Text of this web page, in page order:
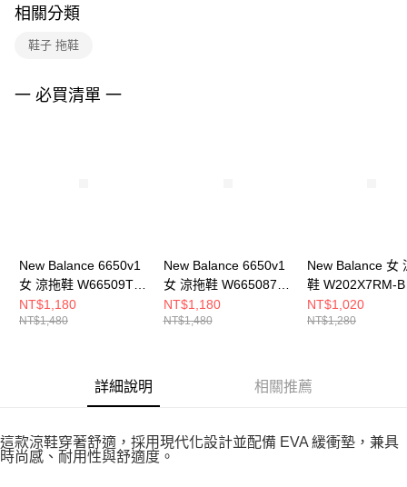
※ 交易是否成功請以「AFTEE先享後付 」之結帳頁面顯示為準，若有關於
是否繳費成功／繳費後需取消欲退款等相關疑問，請聯繫「AFTEE先享後付
客戶支援中心」
１．透過由恩沛科技股份有限公司提供之「AFTEE先享後付」服務完成之交
易，需依本服務之必要範圍內提供個人資料，並將交易相關給付款項請求債
５．嚴禁一人註冊多個帳號或使用他人資訊註冊。若發現惡意使用之情形，
恩沛科技股份有限公司將有權停止該用戶之使用額度並採取法律行動。
相關分類
鞋子 拖鞋
一 必買清單 一
New Balance 6650v1
女 涼拖鞋 W66509TG-
B
NT$1,180
NT$1,480
New Balance 6650v1
女 涼拖鞋 W665087V-
B
NT$1,180
NT$1,480
New Balance 女
鞋 W202X7RM-B
NT$1,020
NT$1,280
詳細說明 相關推薦
這款涼鞋穿著舒適，採用現代化設計並配備 EVA 緩衝墊，兼具
時尚感、耐用性與舒適度。